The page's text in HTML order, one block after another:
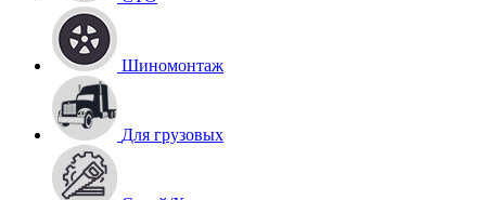
Шиномонтаж
Для грузовых